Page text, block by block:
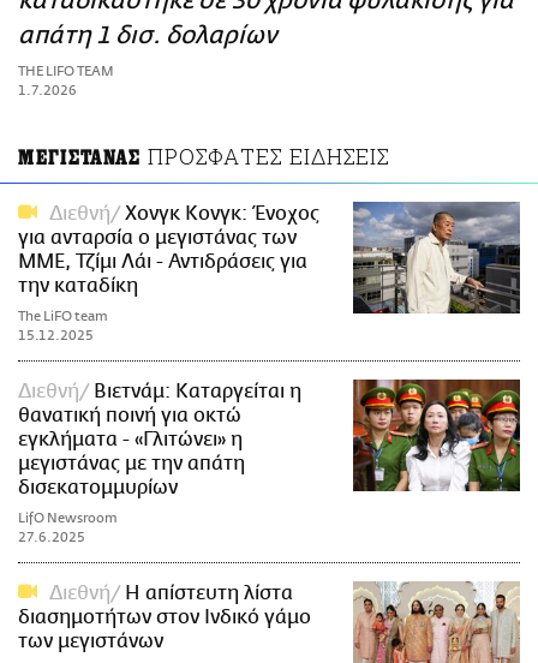
ΑΜΠΑ
PRINT
απάτη 1 δισ. δολαρίων
THE LIFO TEAM
1.7.2026
ΜΕΓΙΣΤΑΝΑΣ ΠΡΟΣΦΑΤΕΣ ΕΙΔΗΣΕΙΣ
Διεθνή
Χονγκ Κονγκ: Ένοχος
για ανταρσία ο μεγιστάνας των
ΜΜΕ, Τζίμι Λάι - Αντιδράσεις για
την καταδίκη
The LiFO team
15.12.2025
Διεθνή
Βιετνάμ: Καταργείται η
θανατική ποινή για οκτώ
εγκλήματα - «Γλιτώνει» η
μεγιστάνας με την απάτη
δισεκατομμυρίων
LifO Newsroom
27.6.2025
Διεθνή
Η απίστευτη λίστα
διασημοτήτων στον Ινδικό γάμο
των μεγιστάνων